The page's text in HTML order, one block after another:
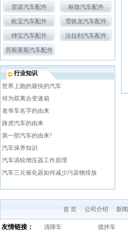
雷诺汽车配件 标致汽车配件
欧宝汽车配件 雪铁龙汽车配件
绅宝汽车配件 法拉利汽车配件
劳斯莱斯汽车配件
行业知识
世界上跑的最快的汽车
何为双离合变速箱
老爷车名字的由来
路虎汽车的由来
第一部汽车的由来?
汽车保养知识
汽车涡轮增压器工作原理
汽车三元催化器如何减少污染物排放
首 页 公司介绍 新
友情链接： 清障车 搅拌车